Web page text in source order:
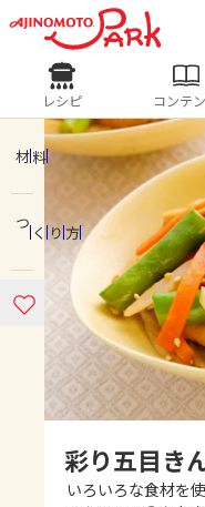
ログイン
ログイン
ホーム
コンテンツ
レシピ
よくあるお
レシピ
人気の食材・レシ
きゅうり な
ピーマン
み
レシピ コンテ
材料
つくり方
彩り五目き
いろいろな食材を